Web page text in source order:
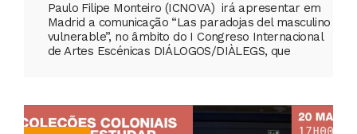
Paulo Filipe Monteiro (ICNOVA) irá apresentar em
Madrid a comunicação “Las paradojas del masculino
vulnerable”, no âmbito do I Congreso Internacional
de Artes Escénicas DIÁLOGOS/DIÀLEGS, que